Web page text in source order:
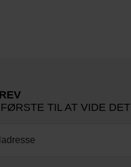
TIL AT VIDE DET